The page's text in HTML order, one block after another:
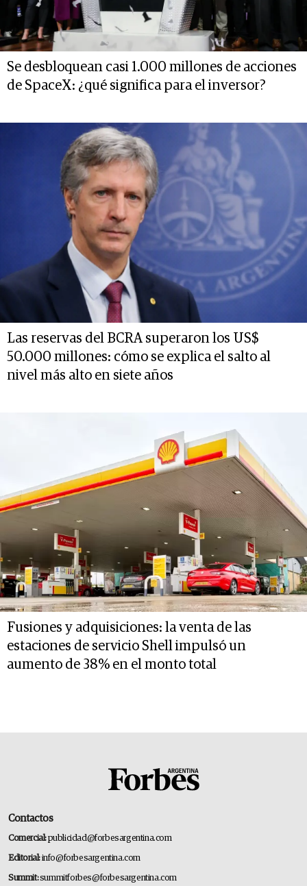
Se desbloquean casi 1.000 millones de acciones
de SpaceX: ¿qué significa para el inversor?
Las reservas del BCRA superaron los US$
50.000 millones: cómo se explica el salto al
nivel más alto en siete años
Fusiones y adquisiciones: la venta de las
estaciones de servicio Shell impulsó un
aumento de 38% en el monto total
Contactos
Comercial:publicidad@forbesargentina.com
Editorial:info@forbesargentina.com
Summit:summitforbes@forbesargentina.com